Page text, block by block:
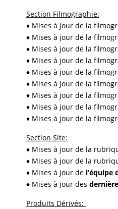
Section Filmographie:
♦ Mises à jour de la
♦ Mises à jour de la
♦ Mises à jour de la
♦ Mises à jour de la
♦ Mises à jour de la
♦ Mises à jour de la
♦ Mises à jour de la
♦ Mises à jour de la
♦ Mises à jour de la
Section Site:
♦ Mises à jour de la
♦ Mises à jour de la
♦ Mises à jour de l’équipe
♦ Mises à jour des
Produits Dérivés: